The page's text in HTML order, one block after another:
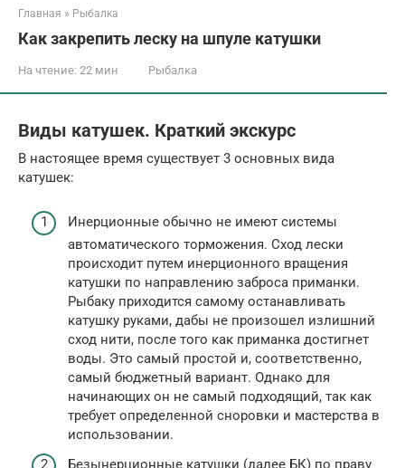
Главная » Рыбалка
Как закрепить леску на шпуле катушки
На чтение: 22 мин Рыбалка
Виды катушек. Краткий экскурс
В настоящее время существует 3 основных вида
катушек:
Инерционные обычно не имеют системы
автоматического торможения. Сход лески
происходит путем инерционного вращения
катушки по направлению заброса приманки.
Рыбаку приходится самому останавливать
катушку руками, дабы не произошел излишний
сход нити, после того как приманка достигнет
воды. Это самый простой и, соответственно,
самый бюджетный вариант. Однако для
начинающих он не самый подходящий, так как
требует определенной сноровки и мастерства в
использовании.
Безынерционные катушки (далее БК) по праву